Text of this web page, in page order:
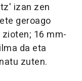
izan zen
geroago
16 mm-
da eta
zuten.